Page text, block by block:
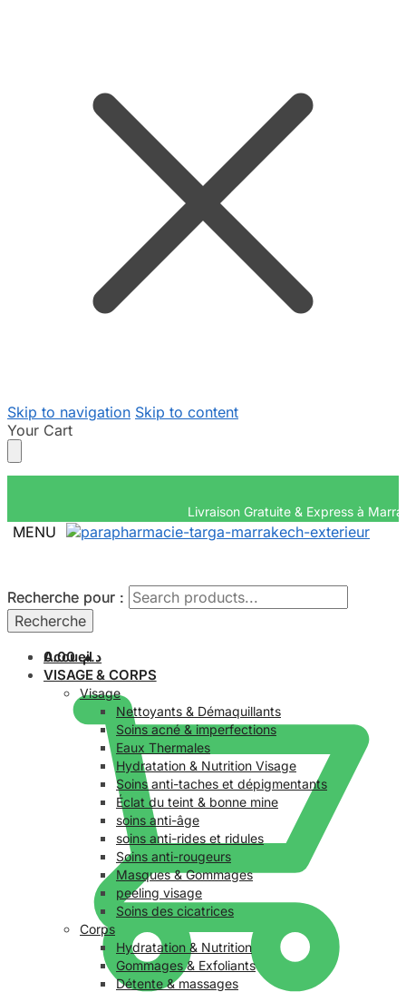
Skip to navigation Skip to content
Your Cart
Livraison Gratuite &
MENU
Recherche pour :
Recherche
د.م.0.00
Recherche pour :
Recherche
Accueil
VISAGE & CORPS
Visage
Nettoyants & Démaquillants
Soins acné & imperfections
Eaux Thermales
Hydratation & Nutrition Visage
Soins anti-taches et dépigmentants
Éclat du teint & bonne mine
soins anti-âge
soins anti-rides et ridules
Soins anti-rougeurs
Masques & Gommages
peeling visage
Soins des cicatrices
Corps
Hydratation & Nutrition
Gommages & Exfoliants
Détente & massages